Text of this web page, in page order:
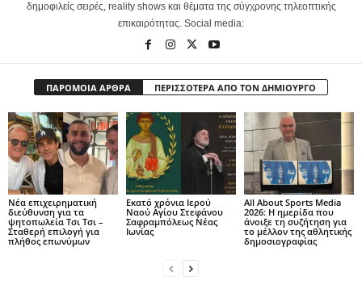
δημοφιλείς σειρές, reality shows και θέματα της σύγχρονης τηλεοπτικής
επικαιρότητας. Social media:
ΠΑΡΟΜΟΙΑ ΑΡΘΡΑ ΠΕΡΙΣΣΟΤΕΡΑ ΑΠΟ ΤΟΝ ΔΗΜΙΟΥΡΓΟ
Νέα επιχειρηματική
διεύθυνση για τα
ψητοπωλεία Τσι Τσι –
Σταθερή επιλογή για
πλήθος επωνύμων
Εκατό χρόνια Ιερού
Ναού Αγίου Στεφάνου
Σαφραμπόλεως Νέας
Ιωνίας
All About Sports Media
2026: Η ημερίδα που
άνοιξε τη συζήτηση για
το μέλλον της αθλητικής
δημοσιογραφίας